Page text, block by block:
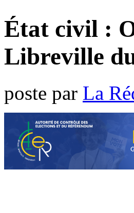
État civil :
Libreville
poste par La